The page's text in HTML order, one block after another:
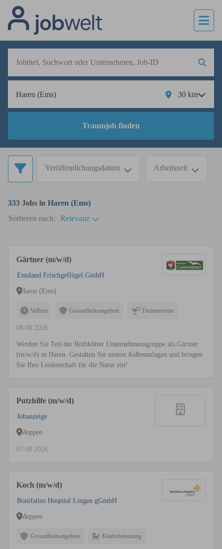
30 km
Traumjob finden
Veröffentlichungsdatum Arbeitszeit
333 Jobs in Haren (Ems)
Sortieren nach:
Relevanz
Gärtner (m/w/d)
Emsland Frischgeflügel GmbH
Haren (Ems)
Vollzeit Gesundheitsangebote Firmenevents
08.08.2026
Werden Sie Teil der Rothkötter Unternehmensgruppe als Gärtner
(m/w/d) in Haren. Gestalten Sie unsere Außenanlagen und bringen
Sie Ihre Leidenschaft für die Natur ein!
Putzhilfe (m/w/d)
Jobanzeige
Meppen
07.08.2026
Koch (m/w/d)
Bonifatius Hospital Lingen gGmbH
Meppen
Gesundheitsangebote Kinderbetreuung